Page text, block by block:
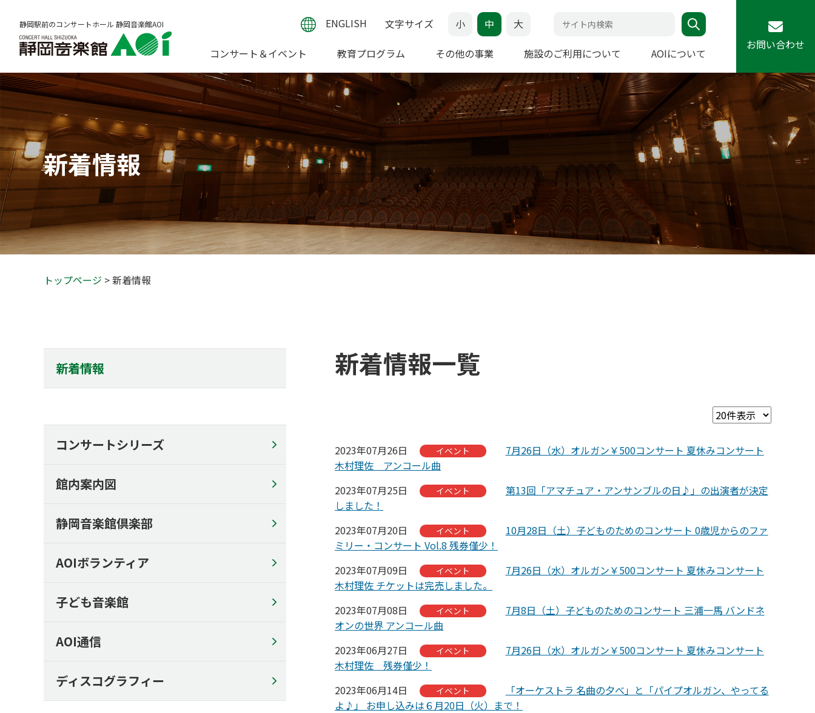
静岡駅前のコンサートホール 静岡音楽館AOI ENGLISH 文字サイズ 小 中 大
コンサート＆イベント 教育プログラム その他の事業 施設のご利用について AOIについて
お問い合わせ
新着情報
トップページ > 新着情報
新着情報
コンサートシリーズ
館内案内図
静岡音楽館倶楽部
AOIボランティア
子ども音楽館
AOI通信
ディスコグラフィー
新着情報一覧
2023年07月26日 イベント
7月26日（水）オルガン￥500コンサート 夏休みコンサート
木村理佐 アンコール曲
2023年07月25日
イベント
第13回「アマチュア・アンサンブルの日♪」の出演者が決定
しました！
2023年07月20日
イベント
10月28日（土）子どものためのコンサート 0歳児からのファ
ミリー・コンサート Vol.8 残券僅少！
2023年07月09日
イベント
7月26日（水）オルガン￥500コンサート 夏休みコンサート
木村理佐 チケットは完売しました。
2023年07月08日
イベント
7月8日（土）子どものためのコンサート 三浦一馬 バンドネ
オンの世界 アンコール曲
2023年06月27日
イベント
7月26日（水）オルガン￥500コンサート 夏休みコンサート
木村理佐 残券僅少！
2023年06月14日
イベント
「オーケストラ 名曲の夕べ」と「パイプオルガン、やってる
よ♪」 お申し込みは６月20日（火）まで！